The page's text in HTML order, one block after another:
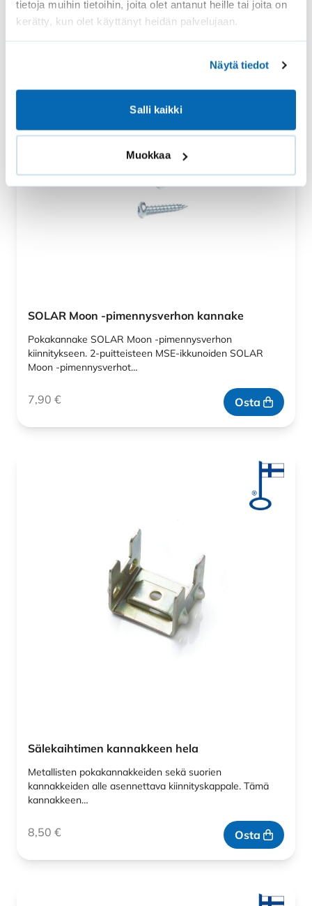
tietoja muihin tietoihin, joita olet antanut heille tai joita on
kerätty, kun olet käyttänyt heidän palvelujaan.
Näytä tiedot
Salli kaikki
Muokkaa
SOLAR Moon -pimennysverhon kannake
Pokakannake SOLAR Moon -pimennysverhon
kiinnitykseen. 2-puitteisteen MSE-ikkunoiden SOLAR
Moon -pimennysverhot…
7,90 € Osta
Sälekaihtimen kannakkeen hela
Metallisten pokakannakkeiden sekä suorien
kannakkeiden alle asennettava kiinnityskappale. Tämä
kannakkeen…
8,50 € Osta